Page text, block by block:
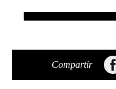
Compartir